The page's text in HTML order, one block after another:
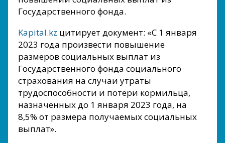
Государственного фонда.
Kapital.kz цитирует документ: «С 1 января
2023 года произвести повышение
размеров социальных выплат из
Государственного фонда социального
страхования на случаи утраты
трудоспособности и потери кормильца,
назначенных до 1 января 2023 года, на
8,5% от размера получаемых социальных
выплат».